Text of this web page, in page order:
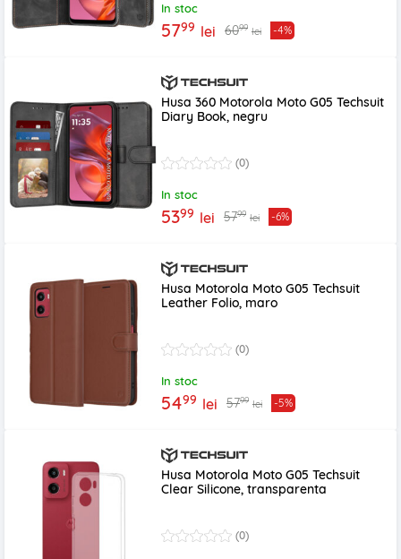
In stoc
5799 lei 6099 lei -4%
Husa 360 Motorola Moto G05 Techsuit
Diary Book, negru
(0)
In stoc
5399 lei 5799 lei -6%
Husa Motorola Moto G05 Techsuit
Leather Folio, maro
(0)
In stoc
5499 lei 5799 lei -5%
Husa Motorola Moto G05 Techsuit
Clear Silicone, transparenta
(0)